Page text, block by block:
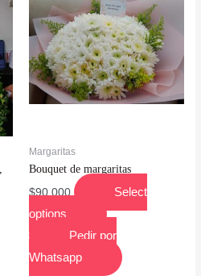
Margaritas
Bouquet de margaritas
$90,000
Select
options
Pedir por
Whatsapp